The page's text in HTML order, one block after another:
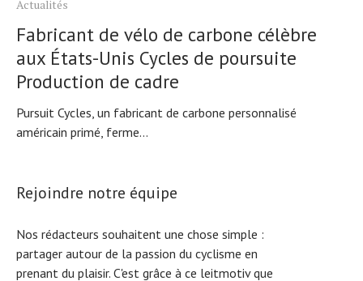
Actualités
Fabricant de vélo de carbone célèbre
aux États-Unis Cycles de poursuite
Production de cadre
Pursuit Cycles, un fabricant de carbone personnalisé
américain primé, ferme...
Rejoindre notre équipe
Nos rédacteurs souhaitent une chose simple :
partager autour de la passion du cyclisme en
prenant du plaisir. C'est grâce à ce leitmotiv que